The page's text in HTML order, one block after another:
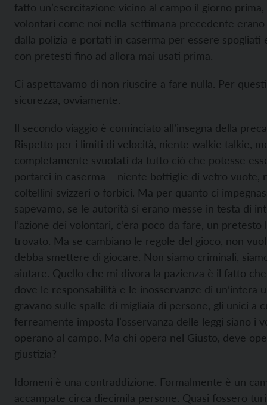
fatto un’esercitazione vicino al campo il giorno prima,
volontari come noi nella settimana precedente
dalla polizia e portati in caserma per essere spogliati
con pretesti fino ad allora mai usati prima.
Ci aspettavamo di non riuscire a fare nulla. Per
sicurezza, ovviamente.
Il secondo viaggio è cominciato all’insegna della
Rispetto per i limiti di velocità, niente walkie talkie,
completamente svuotati da tutto ciò che potesse
portarci in caserma – niente bottiglie di vetro vuote,
coltellini svizzeri o forbici. Ma per quanto ci
sapevamo, se le autorità si erano messe in testa di
l’azione dei volontari, c’era poco da fare, un
trovato. Ma se cambiano le regole del gioco, non
debba smettere di giocare. Non siamo criminali,
aiutare. Quello che mi divora la pazienza è il fatto
dove le responsabilità e le inosservanze di un’intera
gravano sulle spalle di migliaia di persone, gli unici a
ferreamente imposta l’osservanza delle leggi siano i
operano al campo. Ma chi opera nel Giusto, deve
giustizia?
Idomeni è una contraddizione. Formalmente è un
accampate circa diecimila persone. Quasi fossero